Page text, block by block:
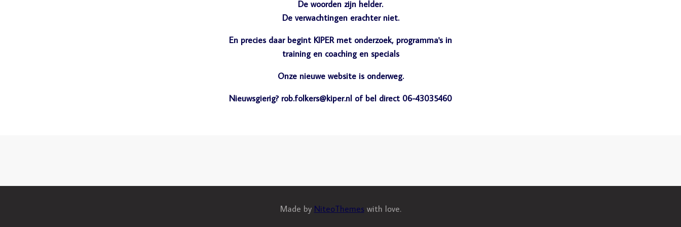
De woorden zijn helder.
De verwachtingen erachter niet.
En precies daar begint KIPER met onderzoek, programma's in
training en coaching en specials
Onze nieuwe website is onderweg.
Nieuwsgierig? rob.folkers@kiper.nl of bel direct 06-43035460
Made by NiteoThemes with love.